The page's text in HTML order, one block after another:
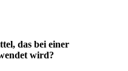
das bei einer
wird?